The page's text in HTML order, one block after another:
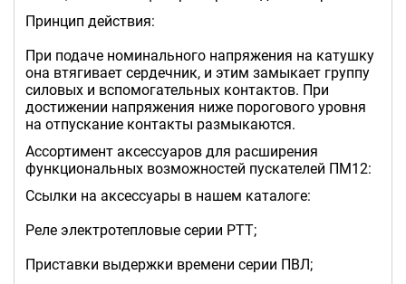
Принцип действия:
При подаче номинального напряжения на катушку
она втягивает сердечник, и этим замыкает группу
силовых и вспомогательных контактов. При
достижении напряжения ниже порогового уровня
на отпускание контакты размыкаются.
Ассортимент аксессуаров для расширения
функциональных возможностей пускателей ПМ12:
Ссылки на аксессуары в нашем каталоге:
Реле электротепловые серии РТТ;
Приставки выдержки времени серии ПВЛ;